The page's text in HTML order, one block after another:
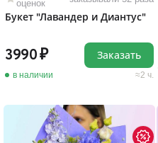
оценок
Букет "Лавандер и Диантус"
3990
в наличии 2 ч.
Заказать